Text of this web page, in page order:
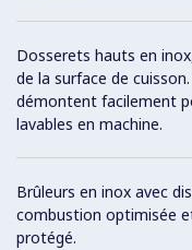
Dosserets hauts en
de la surface de
démontent facilement
lavables en machine.
Brûleurs en inox avec
combustion optimisée
protégé.